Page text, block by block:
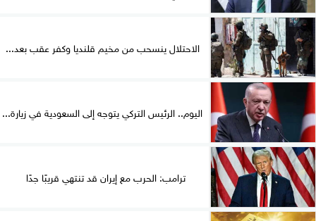
الاحتلال ينسحب من مخيم قلنديا وكفر عقب بعد...
اليوم.. الرئيس التركي يتوجه إلى السعودية في زيارة...
ترامب: الحرب مع إيران قد تنتهي قريبًا جدًا